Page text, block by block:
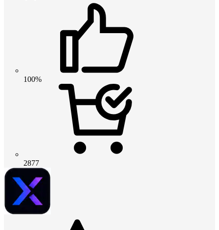
100%
2877